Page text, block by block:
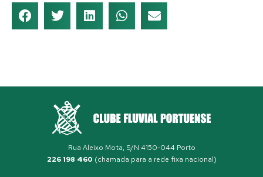
Rua Aleixo Mota, S/N 4150-044 Porto
226 198 460 (chamada para a rede fixa nacional)